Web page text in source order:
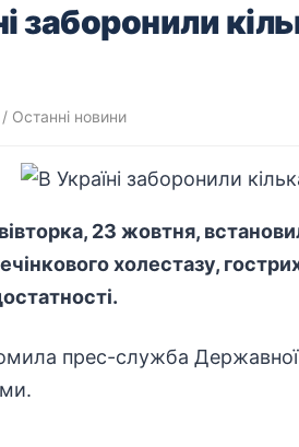
заборонили
/ Останні новини
вівторка, 23 жовтня,
холестазу,
прес-служба Державної